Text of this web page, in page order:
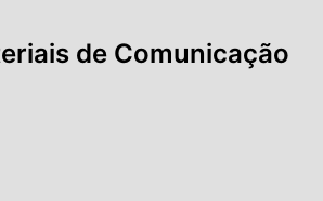
de Comunicação